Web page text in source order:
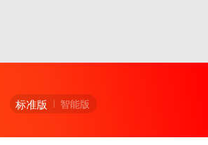
标准版 智能版